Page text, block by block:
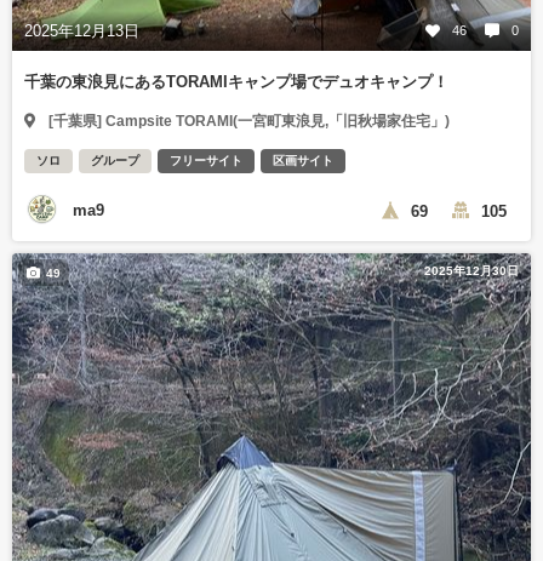
2025年12月13日 46 0
千葉の東浪見にあるTORAMIキャンプ場でデュオキャンプ！
[千葉県] Campsite TORAMI(一宮町東浪見,「旧秋場家住宅」)
ソロ グループ フリーサイト 区画サイト
ma9 69 105
2025年12月30日
49